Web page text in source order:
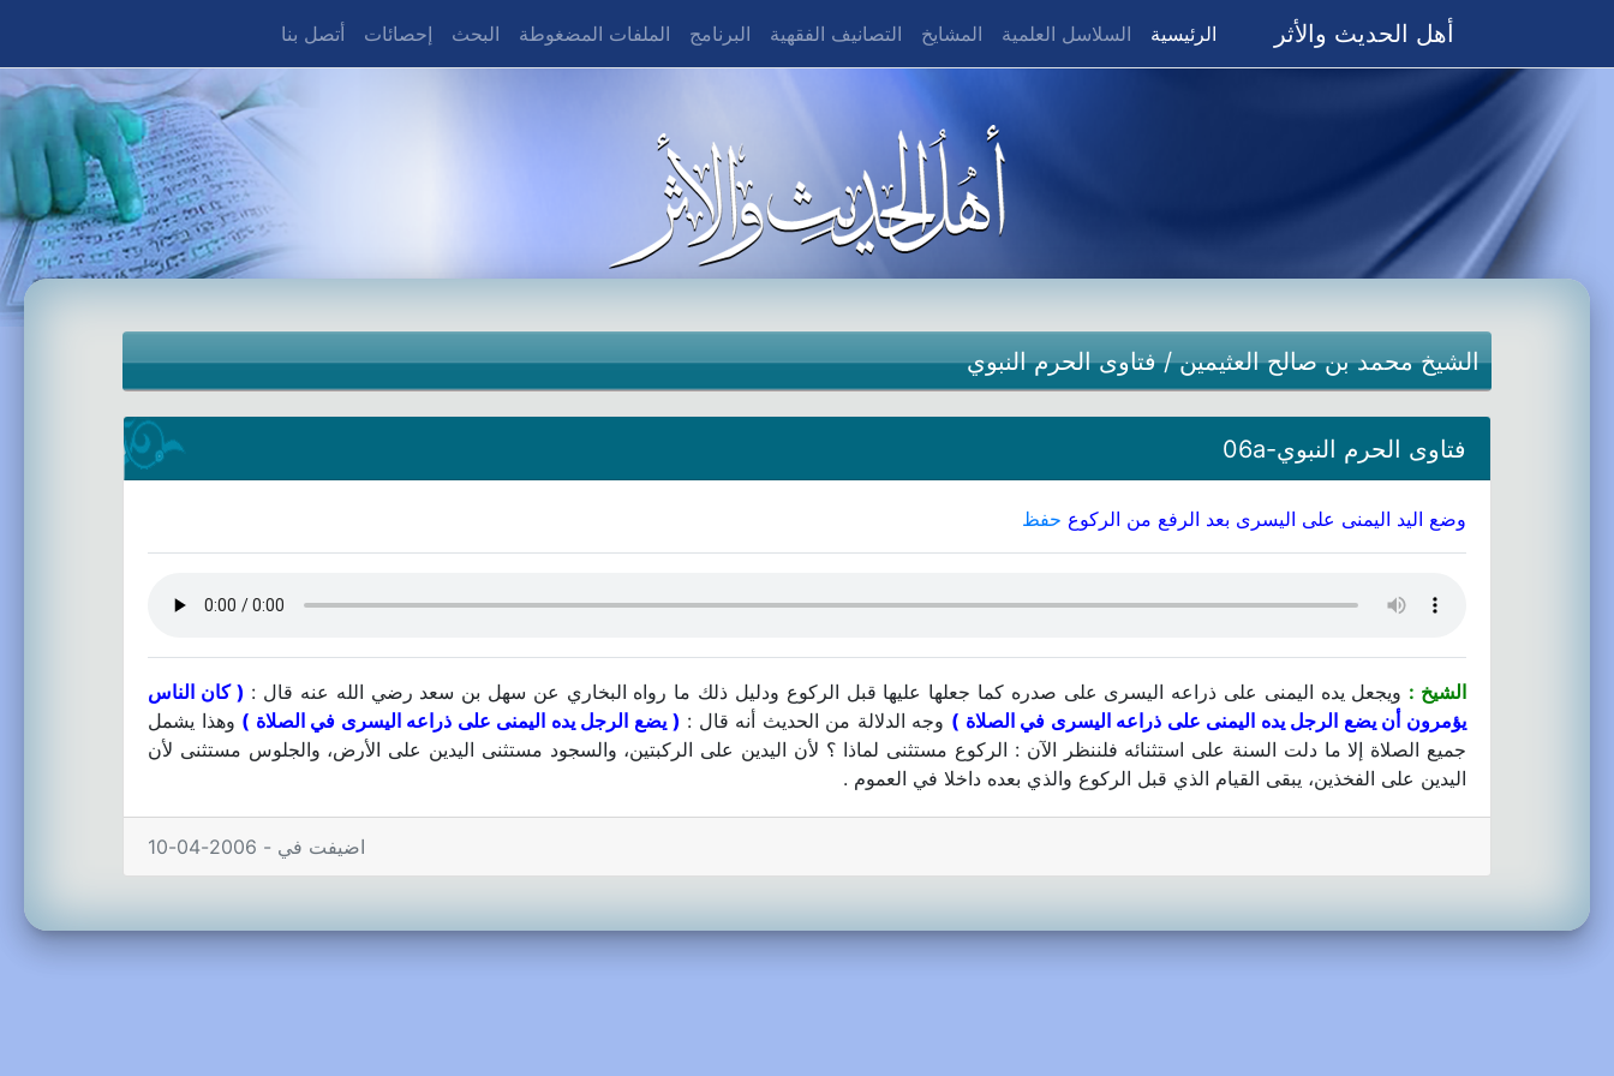
أهل الحديث والأثر الرئيسية السلاسل العلمية المشايخ التصانيف الفقهية البرنامج الملفات المضغوطة البحث إحصائات أتصل بنا
الشيخ محمد بن صالح العثيمين/فتاوى الحرم النبوي
فتاوى الحرم النبوي-06a
وضع اليد اليمنى على اليسرى بعد الرفع من الركوع حفظ
الشيخ : ويجعل يده اليمنى على ذراعه اليسرى على صدره كما جعلها عليها قبل الركوع ودليل ذلك ما رواه البخاري عن سهل بن سعد رضي الله عنه قال : ( كان الناس
يؤمرون أن يضع الرجل يده اليمنى على ذراعه اليسرى في الصلاة ) وجه الدلالة من الحديث أنه قال : ( يضع الرجل يده اليمنى على ذراعه اليسرى في الصلاة ) وهذا يشمل
جميع الصلاة إلا ما دلت السنة على استثنائه فلننظر الآن : الركوع مستثنى لماذا ؟ لأن اليدين على الركبتين، والسجود مستثنى اليدين على الأرض، والجلوس مستثنى لأن
اليدين على الفخذين، يبقى القيام الذي قبل الركوع والذي بعده داخلا في العموم .
اضيفت في - 2006-04-10